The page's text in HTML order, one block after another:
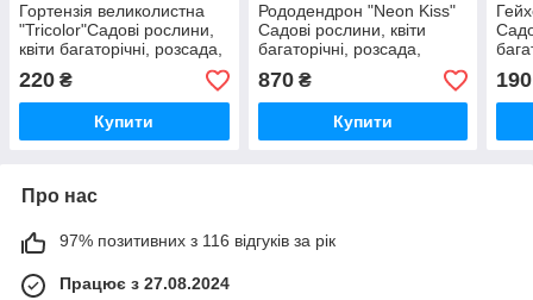
Гортензія великолистна
"Tricolor"Садові рослини,
квіти багаторічні, розсада,
саджанці, трави
220 ₴
Купити
Рододендрон "Neon Kiss"
Садові рослини, квіти
багаторічні, розсада,
саджанці, трави.
870₴
Купити
190
Про нас
97% позитивних з 116 відгуків за рік
Працює з 27.08.2024